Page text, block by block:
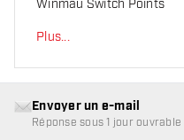
Winmau Switch Points
Plus...
Envoyer un e-mail
Réponse sous 1 jour ouvrable